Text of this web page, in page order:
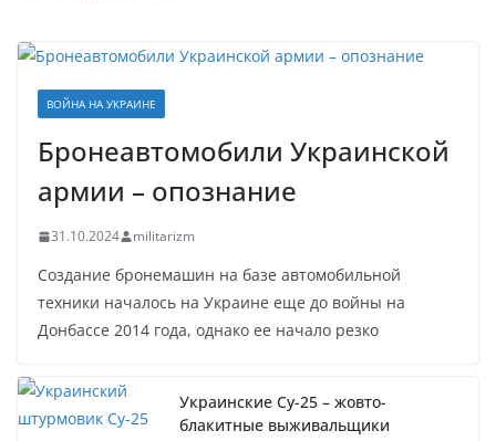
ВОЙНА НА УКРАИНЕ
Бронеавтомобили Украинской
армии – опознание
31.10.2024 militarizm
Создание бронемашин на базе автомобильной
техники началось на Украине еще до войны на
Донбассе 2014 года, однако ее начало резко
Украинские Су-25 – жовто-
блакитные выживальщики